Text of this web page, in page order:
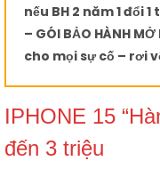
nếu BH 2 năm 1 đổi 1
– GÓI BẢO HÀNH
cho mọi sự cố – rơi
IPHONE 15
đến 3 triệu